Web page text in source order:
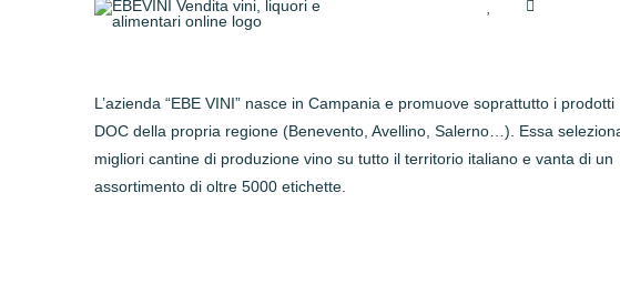
L’azienda “EBE VINI” nasce in Campania e promuove soprattutto i prodotti
DOC della propria regione (Benevento, Avellino, Salerno…). Essa
migliori cantine di produzione vino su tutto il territorio italiano e vanta di un
assortimento di oltre 5000 etichette.